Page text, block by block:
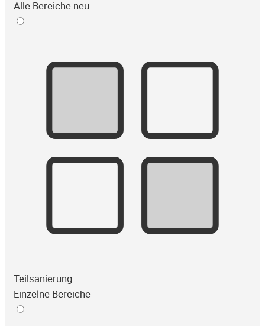
Alle Bereiche neu
Teilsanierung
Einzelne Bereiche